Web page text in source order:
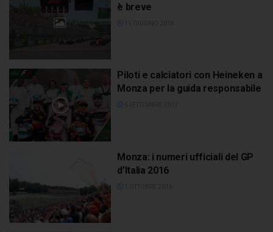
è breve
Piloti e calciatori con Heineken a
Monza per la guida responsabile
Monza: i numeri ufficiali del GP
d’Italia 2016